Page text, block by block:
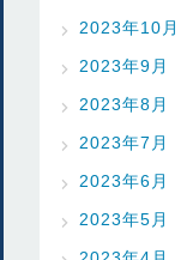
2023年10月
2023年9月
2023年8月
2023年7月
2023年6月
2023年5月